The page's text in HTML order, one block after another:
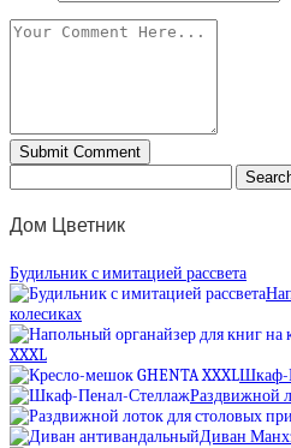
Дом Цветник
Будильник с имитацией рассвета
колесиках
XXXL
Шкаф-
Раздвижной
Диван